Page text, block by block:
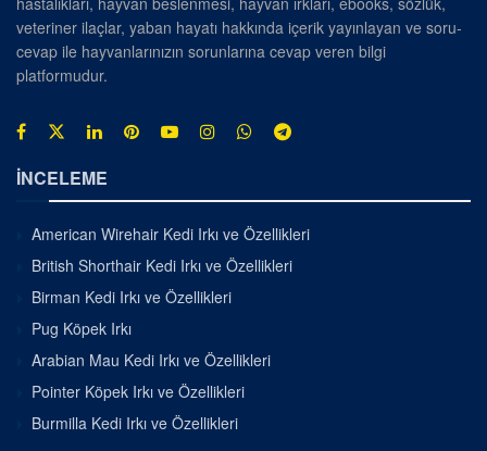
veteriner ilaçlar, yaban hayatı hakkında içerik yayınlayan ve soru-
cevap ile hayvanlarınızın sorunlarına cevap veren bilgi
platformudur.
İNCELEME
American Wirehair Kedi Irkı ve Özellikleri
British Shorthair Kedi Irkı ve Özellikleri
Birman Kedi Irkı ve Özellikleri
Pug Köpek Irkı
Arabian Mau Kedi Irkı ve Özellikleri
Pointer Köpek Irkı ve Özellikleri
Burmilla Kedi Irkı ve Özellikleri